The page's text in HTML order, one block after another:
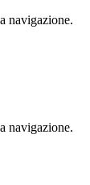
navigazione.
navigazione.